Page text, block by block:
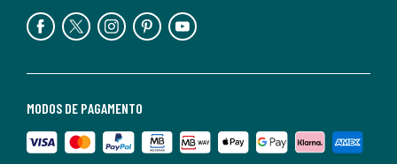
MODOS DE PAGAMENTO